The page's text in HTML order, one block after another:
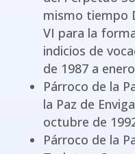
mismo tiempo
VI para la
indicios de
de 1987 a
Párroco de la
la Paz de
octubre de
Párroco de la